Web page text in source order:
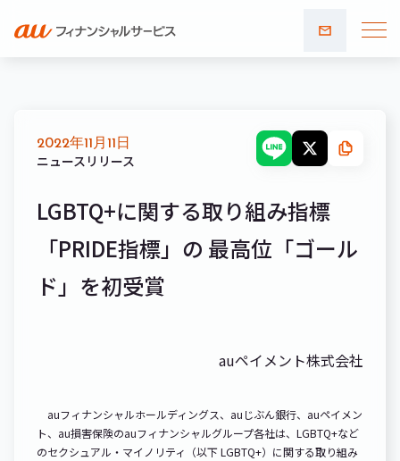
合わせ
2022年11月11日
ニュースリリース
LGBTQ+に関する取り組み指標
「PRIDE指標」の 最高位「ゴール
ド」を初受賞
auペイメント株式会社
auフィナンシャルホールディングス、auじぶん銀行、auペイメン
ト、au損害保険のauフィナンシャルグループ各社は、LGBTQ+など
のセクシュアル・マイノリティ（以下 LGBTQ+）に関する取り組み